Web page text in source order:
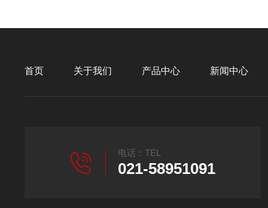
首页 关于我们 产品中心 新闻中心
电话：TEL
021-58951091